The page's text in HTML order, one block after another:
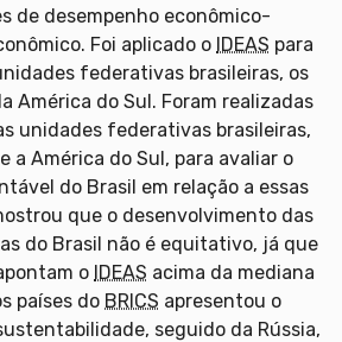
de desempenho econômico-
Foi aplicado o IDEAS para
federativas brasileiras, os
América do Sul. Foram realizadas
unidades federativas brasileiras,
e a América do Sul, para avaliar o
do Brasil em relação a essas
que o desenvolvimento das
do Brasil não é equitativo, já que
o IDEAS acima da mediana
países do BRICS apresentou o
seguido da Rússia,